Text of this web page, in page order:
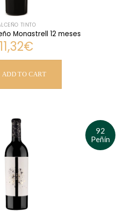
TINTO
Monastrell 12 meses
11,32€
ADD TO CART
92
Peñín